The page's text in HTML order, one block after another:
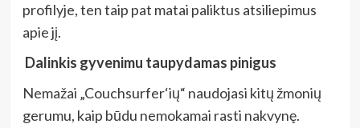
profilyje, ten taip pat matai paliktus atsiliepimus
apie jį.
Dalinkis gyvenimu taupydamas pinigus
Nemažai „Couchsurfer‘ių“ naudojasi kitų žmonių
gerumu, kaip būdu nemokamai rasti nakvynę.